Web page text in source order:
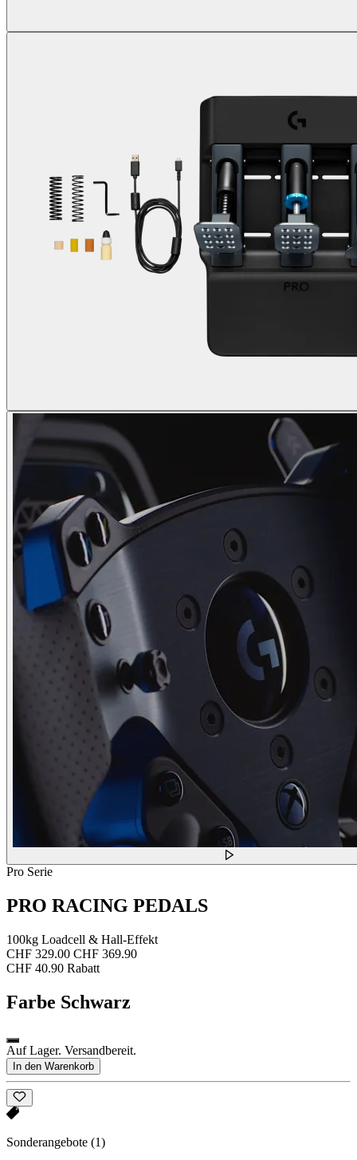
Pro Serie
PRO RACING PEDALS
100kg Loadcell & Hall-Effekt
CHF 329.00 CHF 369.90
CHF 40.90 Rabatt
Farbe Schwarz
Auf Lager. Versandbereit.
In den Warenkorb
Sonderangebote (1)